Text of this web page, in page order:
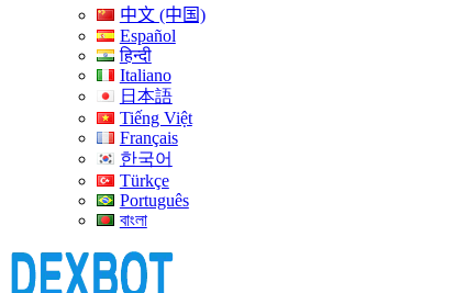
中文 (中国)
Español
हिन्दी
Italiano
日本語
Tiếng Việt
Français
한국어
Türkçe
Português
বাংলা